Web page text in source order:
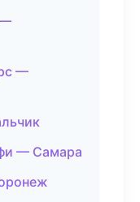
—
—
— Самара